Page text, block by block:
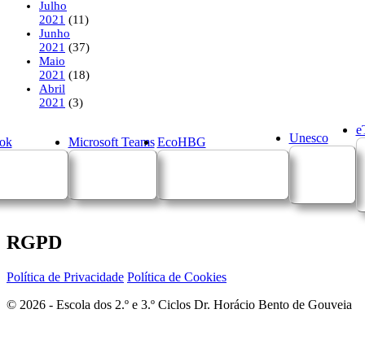
Julho
2021 (11)
Junho
2021 (37)
Maio
2021 (18)
Abril
2021 (3)
Microsoft Teams EcoHBG Unesco
RGPD
Política de Privacidade Política de Cookies
© 2026 - Escola dos 2.º e 3.º Ciclos Dr. Horácio Bento de Gouveia